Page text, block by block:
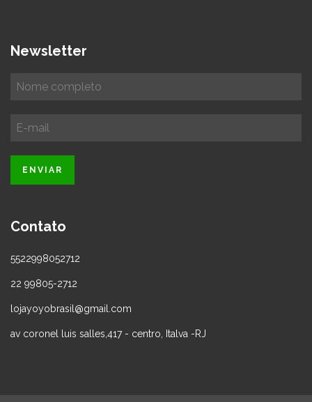
Newsletter
Contato
5522998052712
22 99805-2712
lojayoyobrasil@gmail.com
av coronel luis salles,417 - centro, Italva -RJ